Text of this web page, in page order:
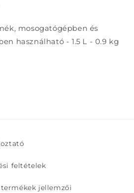
mosogatógépben és
használható - 1.5 L - 0.9 kg
feltételek
jellemzői